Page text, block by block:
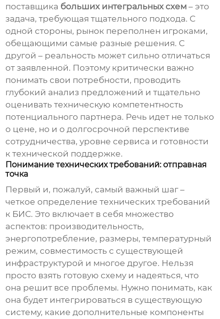
поставщика больших интегральных схем – это
задача, требующая тщательного подхода. С
одной стороны, рынок переполнен игроками,
обещающими самые разные решения. С
другой – реальность может сильно отличаться
от заявленной. Поэтому критически важно
понимать свои потребности, проводить
глубокий анализ предложений и тщательно
оценивать техническую компетентность
потенциального партнера. Речь идет не только
о цене, но и о долгосрочной перспективе
сотрудничества, уровне сервиса и готовности
к технической поддержке.
Понимание технических требований: отправная
точка
Первый и, пожалуй, самый важный шаг –
четкое определение технических требований
к БИС. Это включает в себя множество
аспектов: производительность,
энергопотребление, размеры, температурный
режим, совместимость с существующей
инфраструктурой и многое другое. Нельзя
просто взять готовую схему и надеяться, что
она решит все проблемы. Нужно понимать, как
она будет интегрироваться в существующую
систему, какие дополнительные компоненты